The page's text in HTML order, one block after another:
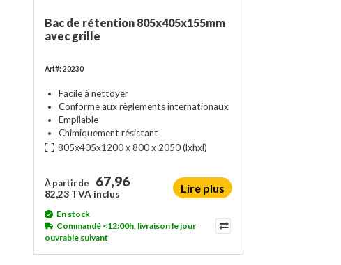
Bac de rétention 805x405x155mm
avec grille
Art#: 20230
Facile à nettoyer
Conforme aux règlements internationaux
Empilable
Chimiquement résistant
805x405x1200 x 800 x 2050(lxhxl)
À partir de 67,96
82,23 TVA inclus Lire plus
En stock
Commandé <12:00h, livraison le jour
ouvrable suivant